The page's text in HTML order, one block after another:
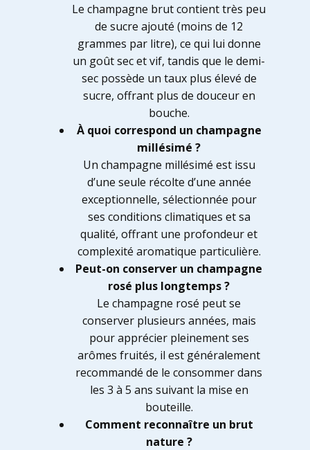
Le champagne brut contient très peu
de sucre ajouté (moins de 12
grammes par litre), ce qui lui donne
un goût sec et vif, tandis que le demi-
sec possède un taux plus élevé de
sucre, offrant plus de douceur en
bouche.
À quoi correspond un champagne
millésimé ?
Un champagne millésimé est issu
d’une seule récolte d’une année
exceptionnelle, sélectionnée pour
ses conditions climatiques et sa
qualité, offrant une profondeur et
complexité aromatique particulière.
Peut-on conserver un champagne
rosé plus longtemps ?
Le champagne rosé peut se
conserver plusieurs années, mais
pour apprécier pleinement ses
arômes fruités, il est généralement
recommandé de le consommer dans
les 3 à 5 ans suivant la mise en
bouteille.
Comment reconnaître un brut
nature ?